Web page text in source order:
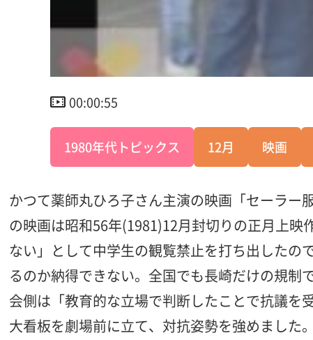
00:00:55
1980年代トピックス 12月 映画
かつて薬師丸ひろ子さん主演の映画「セーラー
の映画は昭和56年(1981)12月封切りの正月上
ない」として中学生の観覧禁止を打ち出した
るのか納得できない。全国でも長崎だけの規
会側は「教育的な立場で判断したことで抗議を
大看板を劇場前に立て、対抗姿勢を強めました